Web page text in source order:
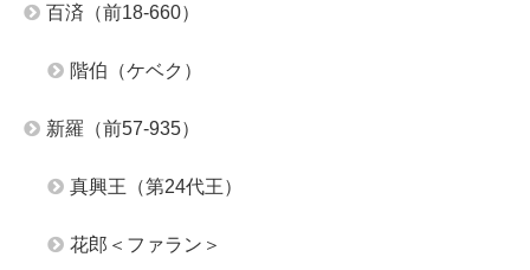
百済（前18-660）
階伯（ケベク）
新羅（前57-935）
真興王（第24代王）
花郎＜ファラン＞